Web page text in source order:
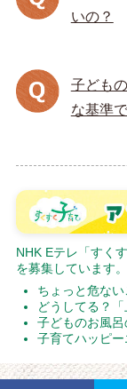
いの？
子ども
な基準
NHK Eテレ「すく
を募集しています。
ちょっと危な
どうしてる？
子どものお風呂
子育てハッピ